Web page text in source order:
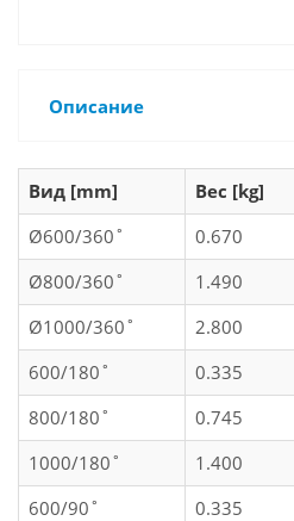
Описание
Вид [mm] Вес [kg]
Ø600/360˚
0.670
Ø800/360˚
1.490
Ø1000/360˚
2.800
600/180˚
0.335
800/180˚
0.745
1000/180˚
1.400
600/90˚
0.335